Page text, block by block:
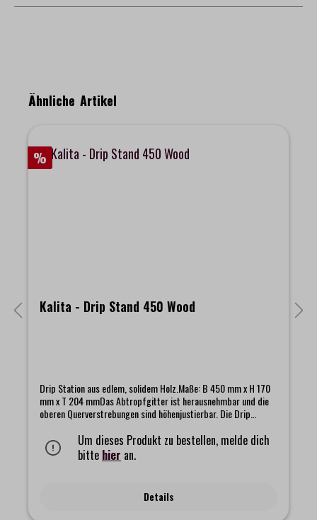
Produktgalerie überspringen
Ähnliche Artikel
%
Kalita - Drip Stand 450 Wood
Drip Station aus edlem, solidem Holz.Maße: B 450 mm x H 170
mm x T 204 mmDas Abtropfgitter ist herausnehmbar und die
oberen Querverstrebungen sind höhenjustierbar. Die Drip
Dripper.Geeignet für alle Kalita Dripper der Größe:
101/102/155/185
Um dieses Produkt zu bestellen, melde dich
bitte hier an.
Details